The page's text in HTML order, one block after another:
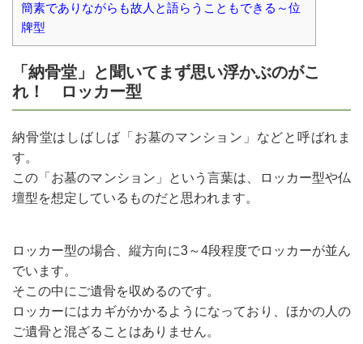
簡素でありながらも故人と語らうこともできる～位
牌型
「納骨堂」と聞いてまず思い浮かぶのがこ
れ！ ロッカー型
納骨堂はしばしば「お墓のマンション」などと呼ばれま
す。
この「お墓のマンション」という言葉は、ロッカー型や仏
壇型を想定しているものだと思われます。
ロッカー型の場合、縦方向に3～4段程度でロッカーが並ん
でいます。
そこの中にご遺骨を収めるのです。
ロッカーにはカギがかかるようになっており、ほかの人の
ご遺骨と混ざることはありません。